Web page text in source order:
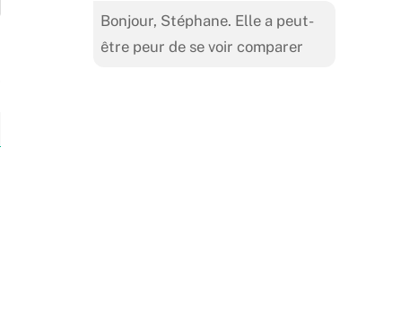
Bonjour, Stéphane. Elle a peut-
être peur de se voir comparer